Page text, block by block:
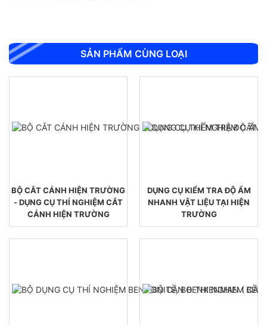
SẢN PHẨM CÙNG LOẠI
BỘ CẮT CÁNH HIỆN TRƯỜNG
- DỤNG CỤ THÍ NGHIỆM CẮT
CÁNH HIỆN TRƯỜNG
DỤNG CỤ KIỂM TRA ĐỘ ẨM
NHANH VẬT LIỆU TẠI HIỆN
TRƯỜNG